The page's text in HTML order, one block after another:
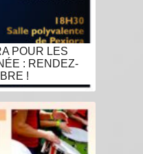
POUR LES
: RENDEZ-
!